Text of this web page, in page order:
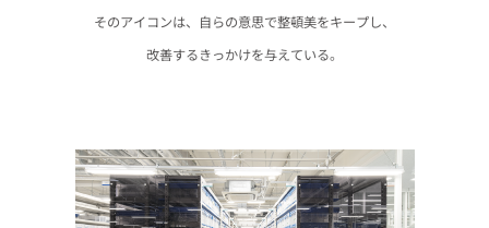
そのアイコンは、自らの意思で整頓美をキープし、
改善するきっかけを与えている。